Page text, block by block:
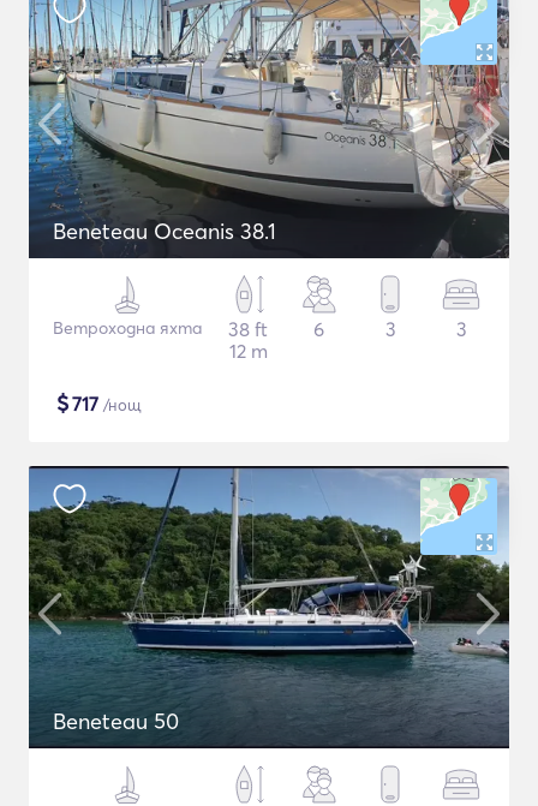
Beneteau Oceanis 38.1
Ветроходна яхта
38 ft
12 m
6 3 3
$717 /нощ
Beneteau 50